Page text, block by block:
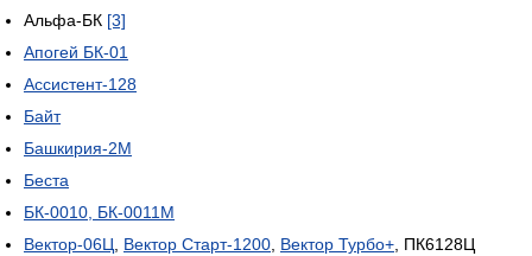
Альфа-БК [3]
Апогей БК-01
Ассистент-128
Байт
Башкирия-2М
Беста
БК-0010, БК-0011М
Вектор-06Ц, Вектор Старт-1200, Вектор Турбо+, ПК6128Ц